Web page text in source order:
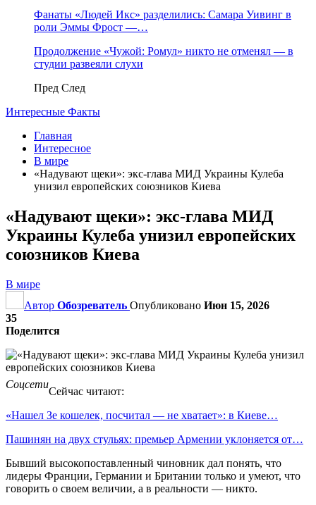
Фанаты «Людей Икс» разделились: Самара Уивинг в
роли Эммы Фрост —…
Продолжение «Чужой: Ромул» никто не отменял — в
студии развеяли слухи
Пред След
Интересные Факты
Главная
Интересное
В мире
«Надувают щеки»: экс-глава МИД Украины Кулеба
унизил европейских союзников Киева
«Надувают щеки»: экс-глава МИД
Украины Кулеба унизил европейских
союзников Киева
В мире
Автор Обозреватель Опубликовано Июн 15, 2026
35
Поделится
Соцсети
Сейчас читают:
«Нашел Зе кошелек, посчитал — не хватает»: в Киеве…
Пашинян на двух стульях: премьер Армении уклоняется от…
Бывший высокопоставленный чиновник дал понять, что
лидеры Франции, Германии и Британии только и умеют, что
говорить о своем величии, а в реальности — никто.